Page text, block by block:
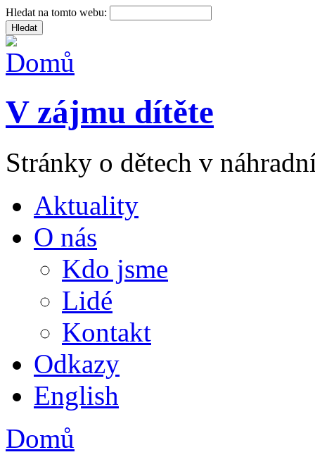
Hledat na tomto webu:
V zájmu dítěte
Stránky o dětech v
Aktuality
O nás
Kdo jsme
Lidé
Kontakt
Odkazy
English
Domů